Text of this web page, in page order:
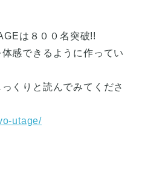
は８００名突破!!
感できるように作ってい
くりと読んでみてくださ
utage/